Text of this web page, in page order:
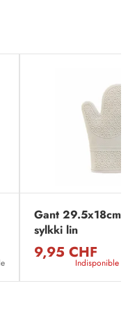
Gant 29.5x18cm
sylkki lin
9,95 CHF
Indisponible